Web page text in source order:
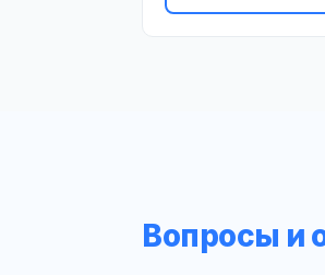
Вопросы и